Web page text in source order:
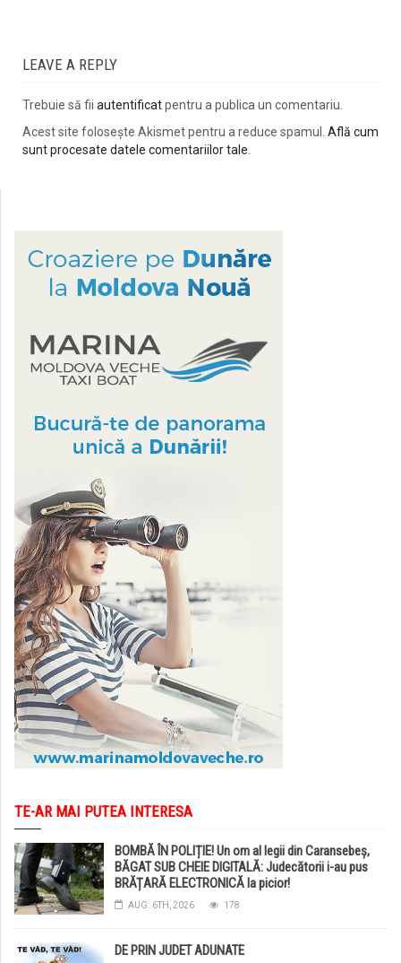
LEAVE A REPLY
Trebuie să fii autentificatpentru a publica un comentariu.
Acest site folosește Akismet pentru a reduce spamul. Află cum
sunt procesate datele comentariilor tale.
TE-AR MAI PUTEA INTERESA
BOMBĂ ÎN POLIȚIE! Un om al legii din Caransebeș,
BĂGAT SUB CHEIE DIGITALĂ: Judecătorii i-au pus
BRĂȚARĂ ELECTRONICĂ la picior!
AUG. 6TH, 2026 178
DE PRIN JUDET ADUNATE